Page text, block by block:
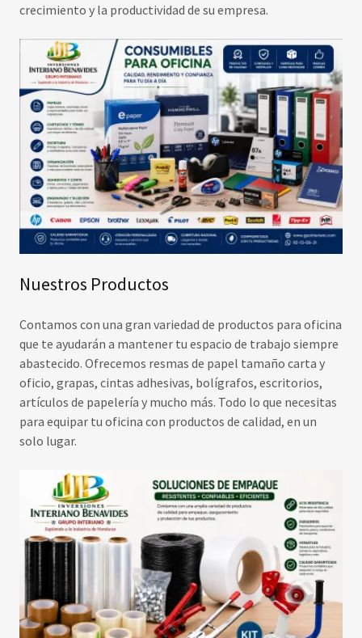
crecimiento y la productividad de su empresa.
Nuestros Productos
Contamos con una gran variedad de productos para oficina
que te ayudarán a mantener tu espacio de trabajo siempre
abastecido. Ofrecemos resmas de papel tamaño carta y
oficio, grapas, cintas adhesivas, bolígrafos, escritorios,
artículos de papelería y mucho más. Todo lo que necesitas
para equipar tu oficina con productos de calidad, en un
solo lugar.